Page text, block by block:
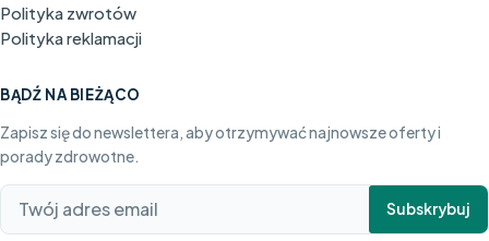
Polityka zwrotów
Polityka reklamacji
BĄDŹ NA BIEŻĄCO
Zapisz się do newslettera, aby otrzymywać najnowsze oferty i
porady zdrowotne.
Subskrybuj